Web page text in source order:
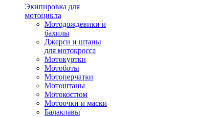
Экипировка для
мотоцикла
Мотодождевики и
бахилы
Джерси и штаны
для мотокросса
Мотокуртки
Мотоботы
Мотоперчатки
Мотоштаны
Мотокостюм
Мотоочки и маски
Балаклавы